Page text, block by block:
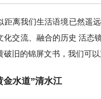
我们生活语境已然遥远
化交流、融合的历史 活态
破旧的锦屏文书，我们可
水道”清水江